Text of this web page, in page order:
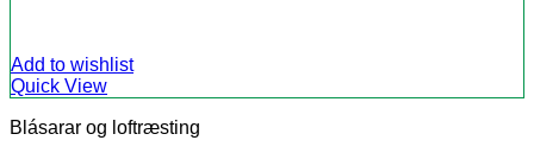
Add to wishlist
Quick View
Blásarar og loftræsting